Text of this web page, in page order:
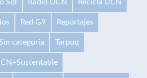
Sol Radio UCN Recicla UCN
Red G9 Reportajes
Sin categoría Tarpuq